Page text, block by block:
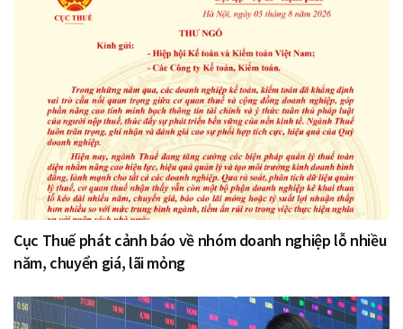
Cục Thuế phát cảnh báo về nhóm doanh nghiệp lỗ nhiều
năm, chuyển giá, lãi mỏng